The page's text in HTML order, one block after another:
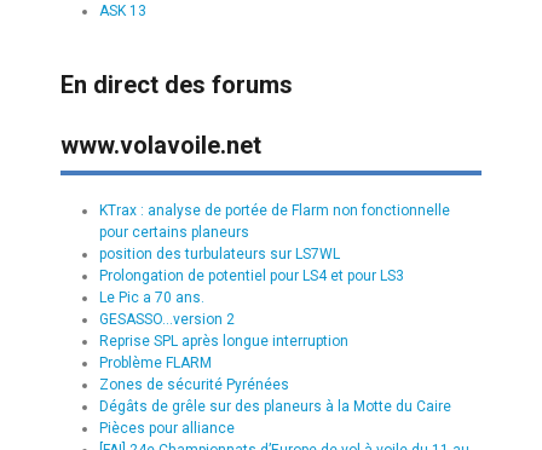
ASK 13
En direct des forums
www.volavoile.net
KTrax : analyse de portée de Flarm non fonctionnelle
pour certains planeurs
position des turbulateurs sur LS7WL
Prolongation de potentiel pour LS4 et pour LS3
Le Pic a 70 ans.
GESASSO...version 2
Reprise SPL après longue interruption
Problème FLARM
Zones de sécurité Pyrénées
Dégâts de grêle sur des planeurs à la Motte du Caire
Pièces pour alliance